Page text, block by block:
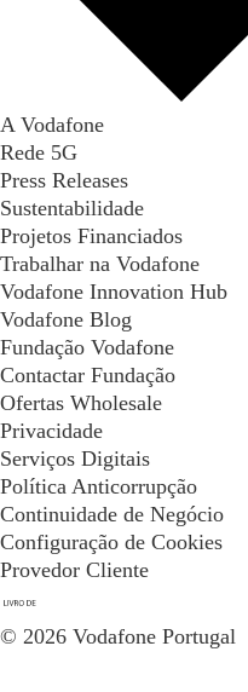
A Vodafone
Rede 5G
Press Releases
Sustentabilidade
Projetos Financiados
Trabalhar na Vodafone
Vodafone Innovation Hub
Vodafone Blog
Fundação Vodafone
Contactar Fundação
Ofertas Wholesale
Privacidade
Serviços Digitais
Política Anticorrupção
Continuidade de Negócio
Configuração de Cookies
Provedor Cliente
© 2026 Vodafone Portugal